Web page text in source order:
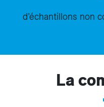
d’échantillons non
La